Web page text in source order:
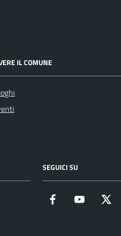
IL COMUNE
SEGUICI SU
Facebook YouTube